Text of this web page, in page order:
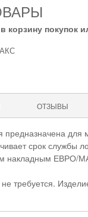
корзину покупок
ОТЗЫВЫ
срок службы
накладным ЕВРО/
требуется.